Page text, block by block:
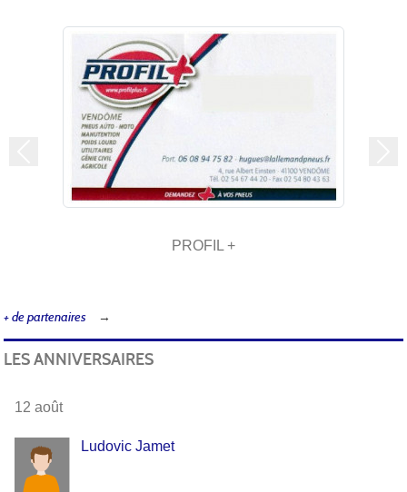
PROFIL +
Précedent
+ de partenaires
LES ANNIVERSAIRES
12 août
Ludovic Jamet